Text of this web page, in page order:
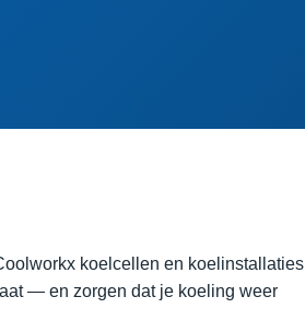
koelcellen en koelinstallaties
— en zorgen dat je koeling weer